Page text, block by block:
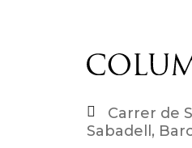
Carrer de
Sabadell,